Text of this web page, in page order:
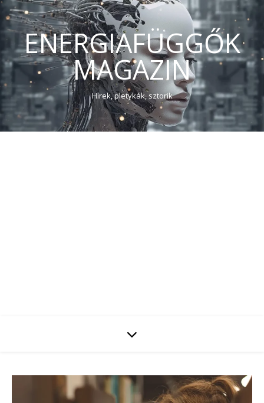
ENERGIAFÜGGŐK
MAGAZIN
Hírek, pletykák, sztorik